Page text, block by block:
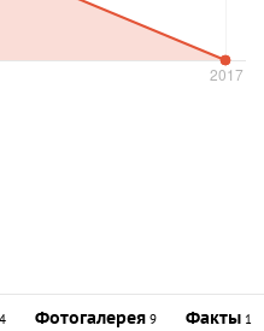
4 Фотогалерея 9 Факты 1